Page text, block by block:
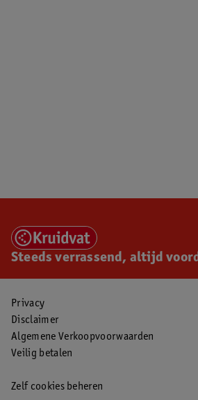
Steeds verrassend, altijd
Privacy
Disclaimer
Algemene Verkoopvoorwaarden
Veilig betalen
Zelf cookies beheren